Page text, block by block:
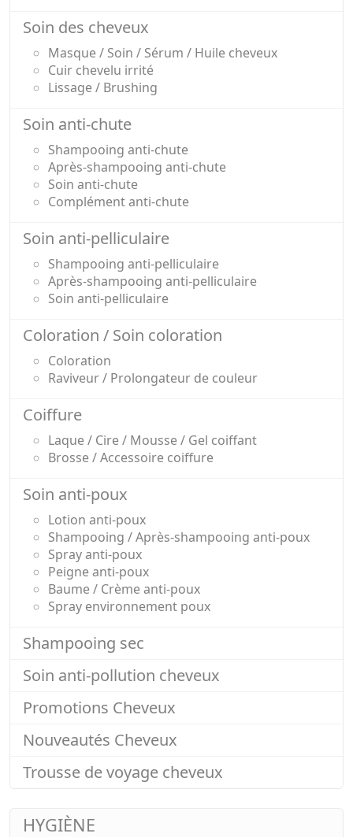
Soin des cheveux
Masque / Soin / Sérum / Huile cheveux
Cuir chevelu irrité
Lissage / Brushing
Soin anti-chute
Shampooing anti-chute
Après-shampooing anti-chute
Soin anti-chute
Complément anti-chute
Soin anti-pelliculaire
Shampooing anti-pelliculaire
Après-shampooing anti-pelliculaire
Soin anti-pelliculaire
Coloration / Soin coloration
Coloration
Raviveur / Prolongateur de couleur
Coiffure
Laque / Cire / Mousse / Gel coiffant
Brosse / Accessoire coiffure
Soin anti-poux
Lotion anti-poux
Shampooing / Après-shampooing anti-poux
Spray anti-poux
Peigne anti-poux
Baume / Crème anti-poux
Spray environnement poux
Shampooing sec
Soin anti-pollution cheveux
Promotions Cheveux
Nouveautés Cheveux
Trousse de voyage cheveux
HYGIÈNE